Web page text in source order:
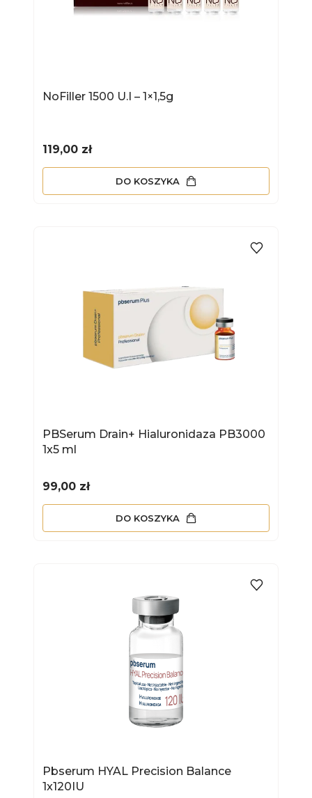
NoFiller 1500 U.I – 1×1,5g
Cena
119,00 zł
DO KOSZYKA
PBSerum Drain+ Hialuronidaza PB3000
1x5 ml
Cena
99,00 zł
DO KOSZYKA
Pbserum HYAL Precision Balance
1x120IU